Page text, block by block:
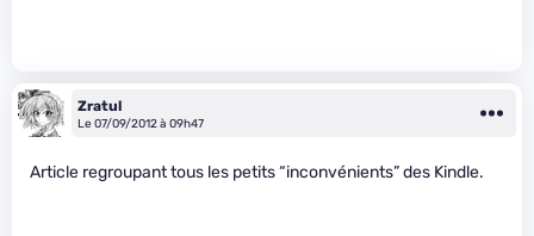
Zratul
Le 07/09/2012 à 09h47
Article regroupant tous les petits “inconvénients” des Kindle.